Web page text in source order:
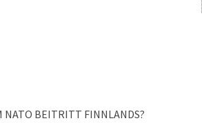
NATO BEITRITT FINNLANDS?